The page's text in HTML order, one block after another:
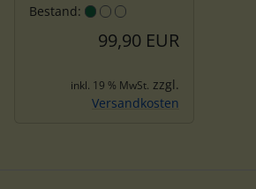
Bestand:
99,90 EUR
inkl. 19 % MwSt. zzgl.
Versandkosten